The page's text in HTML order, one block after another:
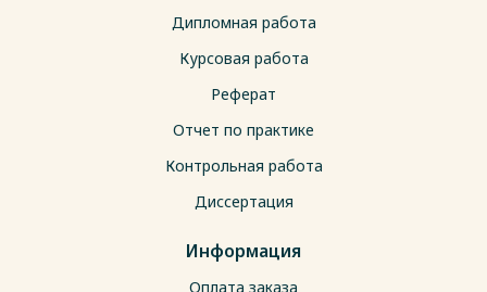
Дипломная работа
Курсовая работа
Реферат
Отчет по практике
Контрольная работа
Диссертация
Информация
Оплата заказа